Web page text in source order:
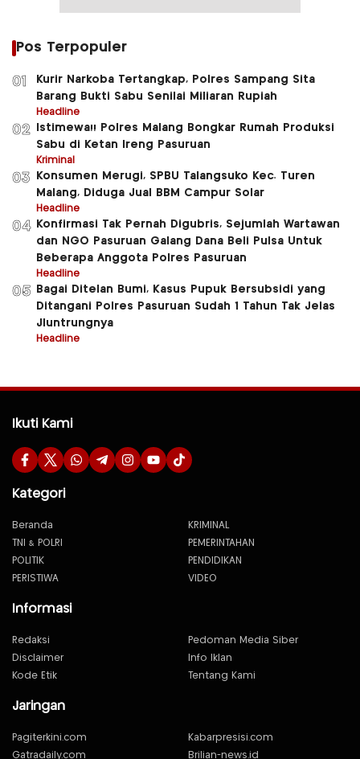
Pos Terpopuler
01
Kurir Narkoba Tertangkap, Polres Sampang Sita
Barang Bukti Sabu Senilai Miliaran Rupiah
Headline
02
Istimewa!! Polres Malang Bongkar Rumah Produksi
Sabu di Ketan Ireng Pasuruan
Kriminal
03
Konsumen Merugi, SPBU Talangsuko Kec. Turen
Malang, Diduga Jual BBM Campur Solar
Headline
04
Konfirmasi Tak Pernah Digubris, Sejumlah Wartawan
dan NGO Pasuruan Galang Dana Beli Pulsa Untuk
Beberapa Anggota Polres Pasuruan
Headline
05
Bagai Ditelan Bumi, Kasus Pupuk Bersubsidi yang
Ditangani Polres Pasuruan Sudah 1 Tahun Tak Jelas
Jluntrungnya
Headline
Ikuti Kami
Kategori
Beranda
KRIMINAL
TNI & POLRI
PEMERINTAHAN
POLITIK
PENDIDIKAN
PERISTIWA
VIDEO
Informasi
Redaksi
Pedoman Media Siber
Disclaimer
Info Iklan
Kode Etik
Tentang Kami
Jaringan
Pagiterkini.com
Kabarpresisi.com
Gatradaily.com
Brilian-news.id